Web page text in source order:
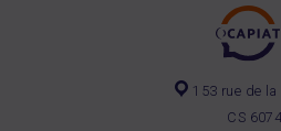
153 rue de la
CS